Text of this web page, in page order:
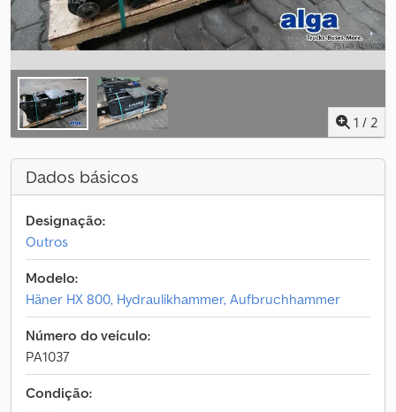
1 / 2
Dados básicos
Designação:
Outros
Modelo:
Häner HX 800, Hydraulikhammer, Aufbruchhammer
Número do veículo:
PA1037
Condição: